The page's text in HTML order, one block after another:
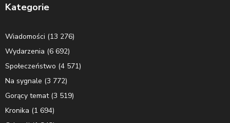
Kategorie
Wiadomości (13 276)
Wydarzenia (6 692)
Społeczeństwo (4 571)
Na sygnale (3 772)
Gorący temat(3 519)
Kronika (1 694)